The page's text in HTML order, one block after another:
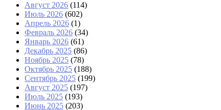
Август 2026 (114)
Июль 2026 (602)
Апрель 2026 (1)
Февраль 2026 (34)
Январь 2026 (61)
Декабрь 2025 (86)
Ноябрь 2025 (78)
Октябрь 2025 (188)
Сентябрь 2025 (199)
Август 2025 (197)
Июль 2025 (193)
Июнь 2025 (203)